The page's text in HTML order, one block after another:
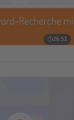
26:52